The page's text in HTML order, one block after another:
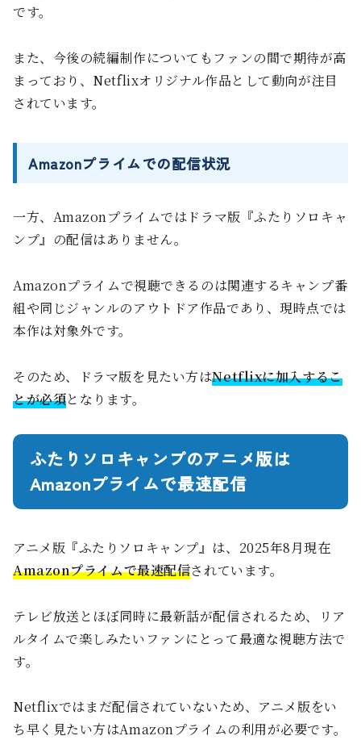
です。
また、今後の続編制作についてもファンの間で期待が高
まっており、Netflixオリジナル作品として動向が注目
されています。
Amazonプライムでの配信状況
一方、Amazonプライムではドラマ版『ふたりソロキャ
ンプ』の配信はありません。
Amazonプライムで視聴できるのは関連するキャンプ番
組や同じジャンルのアウトドア作品であり、現時点では
本作は対象外です。
そのため、ドラマ版を見たい方はNetflixに加入するこ
とが必須となります。
ふたりソロキャンプのアニメ版は
Amazonプライムで最速配信
アニメ版『ふたりソロキャンプ』は、2025年8月現在
Amazonプライムで最速配信されています。
テレビ放送とほぼ同時に最新話が配信されるため、リア
ルタイムで楽しみたいファンにとって最適な視聴方法で
す。
Netflixではまだ配信されていないため、アニメ版をい
ち早く見たい方はAmazonプライムの利用が必要です。